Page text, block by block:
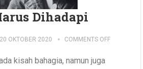
Dihadapi
20 OKTOBER 2020 COMMENTS OFF
kisah bahagia, namun juga